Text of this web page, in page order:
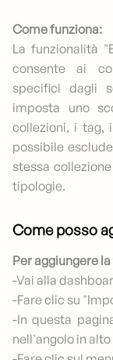
Come funziona:
La funzionalità
consente ai
specifici dagli
imposta uno
collezioni, i tag,
possibile
stessa
tipologie.
Come posso
Per aggiungere
-Vai alla
-Fare clic su
-In questa
nell'angolo in